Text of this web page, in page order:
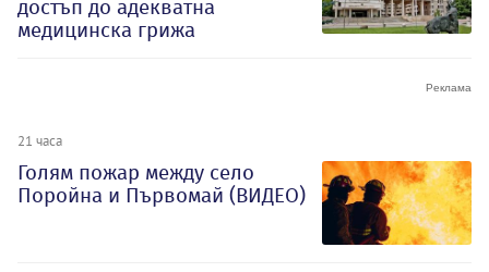
достъп до адекватна
медицинска грижа
21 часа
Голям пожар между село
Поройна и Първомай (ВИДЕО)